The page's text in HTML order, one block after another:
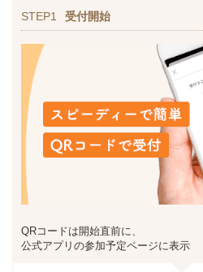
STEP1 受付開始
QRコードは開始直前に、
公式アプリの参加予定ページに表示